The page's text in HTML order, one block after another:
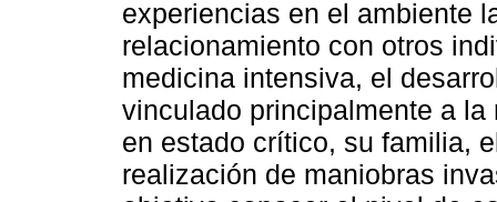
experiencias en el ambiente
relacionamiento con otros
medicina intensiva, el
vinculado principalmente a
en estado crítico, su familia,
realización de maniobras